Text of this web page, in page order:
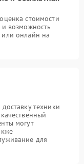
стоимости
и возможность
или онлайн на
техники
могут
для